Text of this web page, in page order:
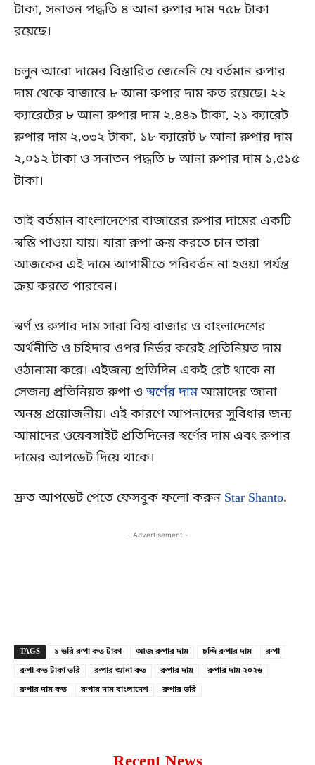
টাকা, সনাতন পদ্ধতি ৪ আনা রুপার দাম ৭৫৮ টাকা
রয়েছে।
চলুন আরো দামের বিস্তারিত জেনেনি যে বর্তমান রুপার
দাম থেকে বাজারে ৮ আনা রুপার দাম কত রয়েছে। ২২
ক্যারেটের ৮ আনা রুপার দাম ২,৪৪৯ টাকা, ২১ ক্যারেট
রুপার দাম ২,৩৩২ টাকা, ১৮ ক্যারেট ৮ আনা রুপার দাম
২,০১২ টাকা ও সনাতন পদ্ধতি ৮ আনা রুপার দাম ১,৫১৫
টাকা।
তাই বর্তমান বাংলাদেশের বাজারের রুপার দামের একটি
স্বস্তি পাওয়া যায়। যারা রুপা ক্রয় করতে চান তারা
আজকের এই দামে আগামীতে পরিবর্তন না হওয়া পর্যন্ত
ক্রয় করতে পারবেন।
স্বর্ণ ও রুপার দাম সারা বিশ্ব বাজার ও বাংলাদেশের
অর্থনীতি ও চহিদার ওপর নির্ভর করেই প্রতিনিয়ত দাম
ওঠানামা করে। এইজন্য প্রতিদিন একই রেট থাকে না
সেজন্য প্রতিনিয়ত রুপা ওস্বর্ণের দামআমাদের জানা
অনন্ত প্রয়োজনীয়। এই কারণে আপনাদের সুবিধার জন্য
আমাদের ওয়েবসাইট প্রতিদিনের স্বর্ণের দাম এবং রুপার
দামের আপডেট দিয়ে থাকে।
দ্রুত আপডেট পেতে ফেসবুক ফলো করুন Star Shanto.
- Advertisement -
TAGS ১ ভরি রুপা কত টাকা আজ রুপার দাম চন্দি রুপার দাম
রুপা
রুপা কত টাকা ভরি
রুপার আনা কত রুপার দাম
রুপার দাম ২০২৬
রুপার দাম কত
রুপার দাম বাংলাদেশ রুপার ভরি
Recent News